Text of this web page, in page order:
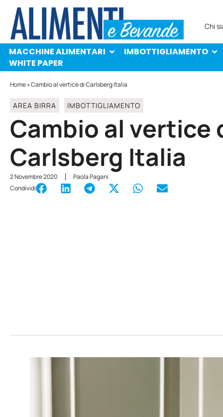
MACCHINE ALIMENTARI
PROTAGONISTI
WHITE PAPER
Chi
MACCHINE ALIMENTARI
IMBOTTIGLIAMENTO
WHITE PAPER
Home»Cambio al vertice di Carlsberg Italia
AREA BIRRA IMBOTTIGLIAMENTO
Cambio al vertice
Carlsberg Italia
2 Novembre 2020
Paola Pagani
Condividi